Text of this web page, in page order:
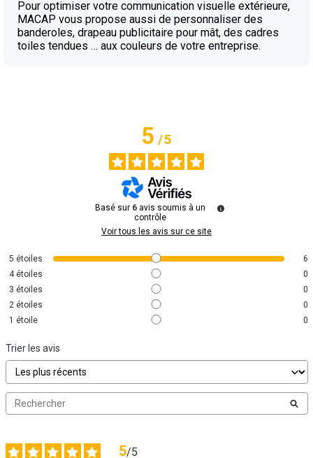
Pour optimiser votre communication visuelle extérieure,
MACAP vous propose aussi de personnaliser des
banderoles, drapeau publicitaire pour mât, des cadres
toiles tendues … aux couleurs de votre entreprise.
5/5
Basé sur 6 avis soumis à un
contrôle
Voir tous les avis sur ce site
5 étoiles
6
4 étoiles
0
3 étoiles
0
2 étoiles
0
1 étoile 0
Trier les avis
5/5